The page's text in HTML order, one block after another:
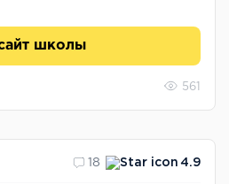
школы
561
18 4.9